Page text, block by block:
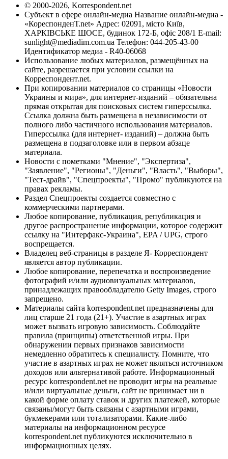
© 2000-2026, Korrespondent.net
Субъект в сфере онлайн-медиа Название онлайн-медиа -
«КореспонденТ.net» Адрес: 02091, місто Київ,
ХАРКІВСЬКЕ ШОСЕ, будинок 172-Б, офіс 208/1 E-mail:
sunlight@mediadim.com.ua Телефон: 044-205-43-00
Идентификатор медиа - R40-06068
Использование любых материалов, размещённых на
сайте, разрешается при условии ссылки на
Корреспондент.net.
При копировании материалов со страницы «Новости
Украины и мира», для интернет-изданий – обязательна
прямая открытая для поисковых систем гиперссылка.
Ссылка должна быть размещена в независимости от
полного либо частичного использования материалов.
Гиперссылка (для интернет- изданий) – должна быть
размещена в подзаголовке или в первом абзаце
материала.
Новости с пометками "Мнение", "Экспертиза",
"Заявление", "Регионы", "Деньги", "Власть", "Выборы",
"Тест-драйв", "Спецпроекты", "Промо" публикуются на
правах рекламы.
Раздел Спецпроекты создается совместно с
коммерческими партнерами.
Любое копирование, публикация, републикация и
другое распространение информации, которое содержит
ссылку на "Интерфакс-Украина", EPA / UPG, строго
воспрещается.
Владелец веб-страницы в разделе Я- Корреспондент
является автор публикации.
Любое копирование, перепечатка и воспроизведение
фотографий и/или аудиовизуальных материалов,
принадлежащих правообладателю Getty Images, строго
запрещено.
Материалы сайта korrespondent.net предназначены для
лиц старше 21 года (21+). Участие в азартных играх
может вызвать игровую зависимость. Соблюдайте
правила (принципы) ответственной игры. При
обнаружении первых признаков зависимости
немедленно обратитесь к специалисту. Помните, что
участие в азартных играх не может являться источником
доходов или альтернативой работе. Информационный
ресурс korrespondent.net не проводит игры на реальные
и/или виртуальные деньги, сайт не принимает ни в
какой форме оплату ставок и других платежей, которые
связаны/могут быть связаны с азартными играми,
букмекерами или тотализаторами. Какие-либо
материалы на информационном ресурсе
korrespondent.net публикуются исключительно в
информационных целях.